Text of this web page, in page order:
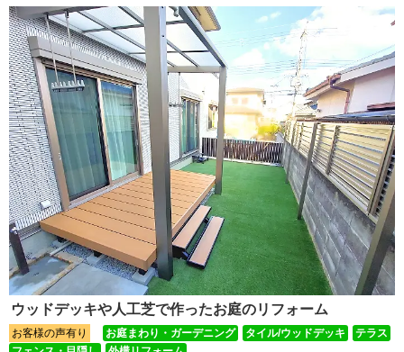
ウッドデッキや人工芝で作ったお庭のリフォーム
お客様の声有り お庭まわり・ガーデニング タイル/ウッドデッキ
テラス